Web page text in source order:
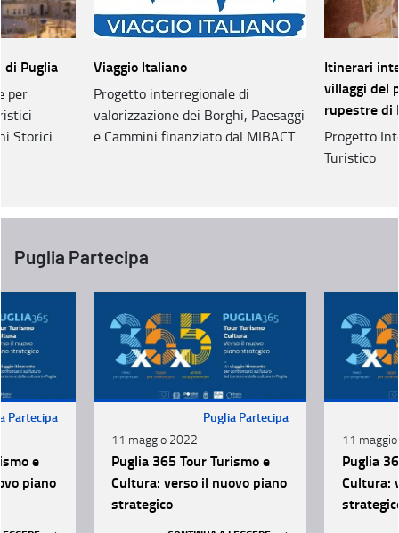
Puglia
per
Storici
Viaggio Italiano
Progetto interregionale di
valorizzazione dei Borghi, Paesaggi
e Cammini finanziato dal MIBACT
Itinerari
villaggi del
rupestre di
Progetto
Turistico
Puglia Partecipa
Partecipa
e
piano
Puglia Partecipa
11 maggio 2022
Puglia 365 Tour Turismo e
Cultura: verso il nuovo piano
strategico
11
Puglia
Cultura: